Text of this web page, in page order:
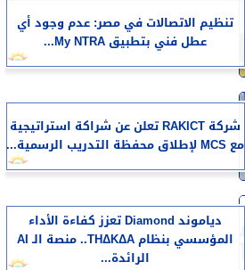
تنظيم الاتصالات في مصر: عدم وجود أي
عطل فني بتطبيق My NTRA...
شركة RAKICT تعلن عن شراكة استراتيجية
مع MCS لإطلاق محفظة التدريب الرسمية...
دياموند Diamond تعزز كفاءة الأداء
المؤسسي بنظام THΔKΔA.. منصة الـ AI
الرائدة...